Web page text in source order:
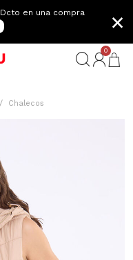
Dcto en una compra
×
0
Chalecos